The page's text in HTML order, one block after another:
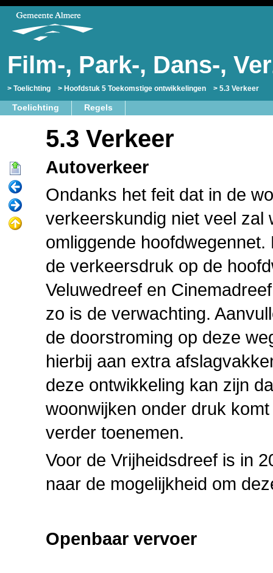
Film-, Park-, Dans-,
Toelichting Hoofdstuk 5 Toekomstige ontwikkelingen 5.3 Verkeer
Toelichting Regels
5.3 Verkeer
Autoverkeer
Ondanks het feit dat in de
verkeerskundig niet veel zal
omliggende
de verkeersdruk op de
Veluwedreef en
zo is de verwachting.
de doorstroming op deze
hierbij aan extra
deze ontwikkeling kan zijn
woonwijken onder druk
verder toenemen.
Voor de Vrijheidsdreef is in
naar de mogelijkheid om
Openbaar vervoer